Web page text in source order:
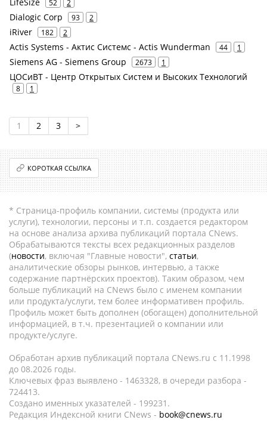
52 2
Dialogic Corp 93 2
iRiver 182 2
Actis Systems - Актис Системс - Actis Wunderman 44 1
Siemens AG - Siemens Group 2673 1
ЦОСиВТ - Центр Открытых Систем и Высоких Технологий
8 1
1 2 3 >
КОРОТКАЯ ССЫЛКА
* Страница-профиль компании, системы (продукта или
услуги), технологии, персоны и т.п. создается редактором
на основе анализа архива публикаций портала CNews.
Обрабатываются тексты всех редакционных разделов
(новости, включая "Главные новости", статьи,
аналитические обзоры рынков, интервью, а также
содержание партнёрских проектов). Таким образом, чем
больше публикаций на CNews было с именем компании
или продукта/услуги, тем более информативен профиль.
Профиль может быть дополнен (обогащен) дополнительной
информацией, в т.ч. презентацией о компании или
продукте/услуге.
Обработан архив публикаций портала CNews.ru c 11.1998
до 08.2026 годы.
Ключевых фраз выявлено - 1463328, в очереди разбора -
724413.
Создано именных указателей - 199231.
Редакция Индексной книги CNews - book@cnews.ru